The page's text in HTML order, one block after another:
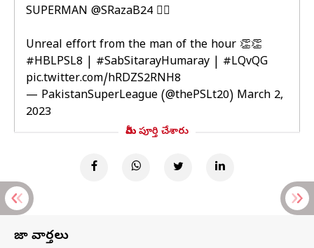
SUPERMAN @SRazaB24 🦸‍♂️
Unreal effort from the man of the hour 👏👏
#HBLPSL8
#SabSitarayHumaray
#LQvQG
pic.twitter.com/hRDZS2RNH8
— PakistanSuperLeague (@thePSLt20) March 2,
2023
మీరు పూర్తి చేశారు
తాజా వార్తలు